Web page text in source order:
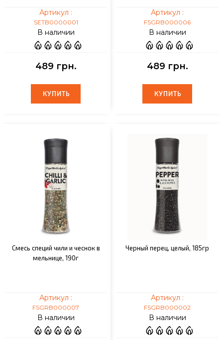
Артикул :
SETB0000001
В наличии
489 грн.
КУПИТЬ
КУПИТЬ
Артикул :
FSGRB000006
В наличии
489 грн.
КУПИТЬ
КУПИТЬ
Смесь специй чили и чеснок в
мельнице, 190г
Артикул :
FSGRB000007
В наличии
Черный перец, целый, 185гр
Артикул :
FSGRB000002
В наличии